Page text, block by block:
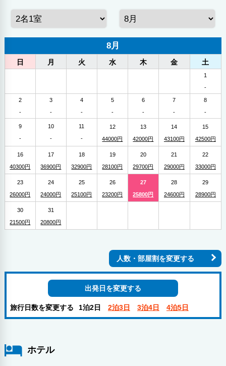
8月
日 月 火 水 木 金 土
1
-
2
-
3
-
4
-
5
-
6
-
7
-
8
-
9
-
10
-
11
-
12
44000円
13
42000円
14
43100円
15
42500円
16
40300円
17
36900円
18
32900円
19
28100円
20
29700円
21
29000円
22
33000円
23
26000円
24
24000円
25
25100円
26
23200円
27
25800円
28
24600円
29
28900円
30
21500円
31
20800円
人数・部屋割を変更する
出発日を変更する
旅行日数を変更する 1泊2日 2泊3日 3泊4日 4泊5日
ホテル